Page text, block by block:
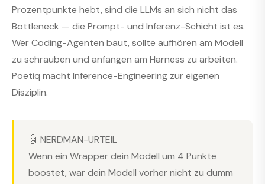
Prozentpunkte hebt, sind die LLMs an sich nicht das
Bottleneck — die Prompt- und Inferenz-Schicht ist es.
Wer Coding-Agenten baut, sollte aufhören am Modell
zu schrauben und anfangen am Harness zu arbeiten.
Poetiq macht Inference-Engineering zur eigenen
Disziplin.
🤖 NERDMAN-URTEIL
Wenn ein Wrapper dein Modell um 4 Punkte
boostet, war dein Modell vorher nicht zu dumm